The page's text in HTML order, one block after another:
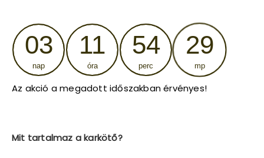
was:
5
390 Ft.
is:
3
773 Ft.
03
nap
11
óra
54
perc
28
mp
Az akció a megadott időszakban érvényes!
Mit tartalmaz a karkötő?